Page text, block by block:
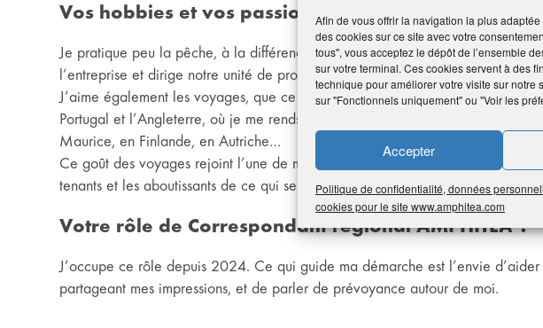
Afin de vous offrir la navigation la plus
des cookies sur ce site avec votre
tous", vous acceptez le dépôt de l’ensemble
sur votre terminal. Ces cookies servent à des
technique pour améliorer votre visite sur notre
sur "Fonctionnels uniquement" ou "Voir les
Accepter
Politique de confidentialité, données
cookies pour le site www.amphitea.com
Vos hobbies et vos passions ?
Je pratique peu la pêche, à la différence de mon mari, de mon père et de
l’entreprise et dirige notre unité de production en Roumanie. En revanche, je
J’aime également les voyages, que ce soit en France ou à l’étranger. Parmi
Portugal et l’Angleterre, où je me rends régulièrement. J’ai également été en
Maurice, en Finlande, en Autriche…
Ce goût des voyages rejoint l’une de mes autres passions, qui est la
tenants et les aboutissants de ce qui se passe dans le monde.
Votre rôle de Correspondant régional AMPHITÉA ?
J’occupe ce rôle depuis 2024. Ce qui guide ma démarche est l’envie
partageant mes impressions, et de parler de prévoyance autour de moi.